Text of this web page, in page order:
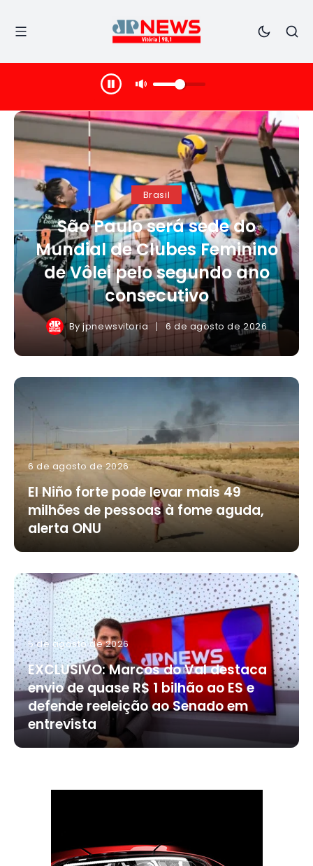
Brasil
São Paulo será sede do
Mundial de Clubes Feminino
de Vôlei pelo segundo ano
consecutivo
Byjpnewsvitoria 6 de agosto de 2026
6 de agosto de 2026
El Niño forte pode levar mais 49
milhões de pessoas à fome aguda,
alerta ONU
5 de agosto de 2026
EXCLUSIVO: Marcos do Val destaca
envio de quase R$ 1 bilhão ao ES e
defende reeleição ao Senado em
entrevista